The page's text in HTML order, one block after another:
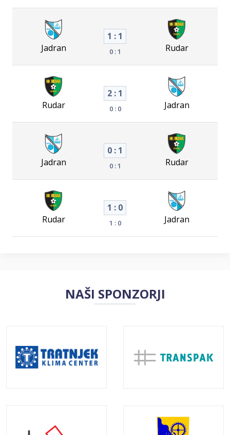
Jadran
1 : 1
0 : 1 Rudar
Rudar
2 : 1
0 : 0 Jadran
Jadran
0 : 1
0 : 1 Rudar
Rudar
1 : 0
1 : 0 Jadran
NAŠI SPONZORJI